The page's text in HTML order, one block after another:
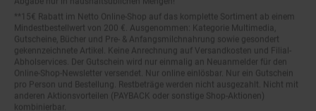
Mindestbestellwert von 200 €. Ausgenommen: Kategorie Multimedia,
Gutscheine, Bücher und Pre- & Anfangsmilchnahrung sowie gesondert
gekennzeichnete Artikel. Keine Anrechnung auf Versandkosten und Filial-
Abholservices. Der Gutschein wird nur einmalig an Neuanmelder für den
Online-Shop-Newsletter versendet. Nur online einlösbar. Nur ein Gutschein
pro Person und Bestellung. Restbeträge werden nicht ausgezahlt. Nicht mit
anderen Aktionsvorteilen (PAYBACK oder sonstige Shop-Aktionen)
kombinierbar.